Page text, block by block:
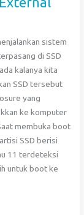
sistem
di SSD
kalanya kita
SSD tersebut
yang
ke komputer
membuka boot
SSD berisi
11 terdeteksi
untuk boot ke